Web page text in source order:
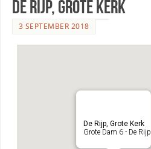
De Rijp, Grote Kerk
3 SEPTEMBER 2018
De Rijp, Grote Kerk
Grote Dam 6 - De Rijp